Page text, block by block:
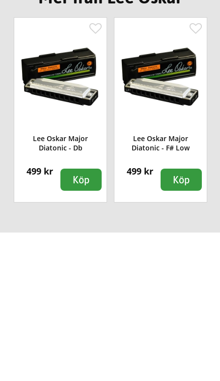
Lee Oskar Major
Diatonic - Db
499 kr
Köp
Lee Oskar Major
Diatonic - F# Low
499 kr
Köp